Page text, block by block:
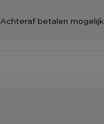
Achteraf betalen mogelijk